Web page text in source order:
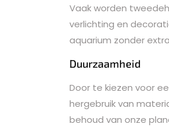
Vaak worden
verlichting en
aquarium zonder
Duurzaamheid
Door te kiezen voor
hergebruik van
behoud van onze